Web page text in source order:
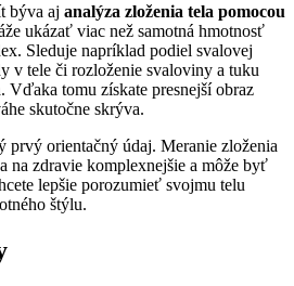
býva aj analýza zloženia tela pomocou
ukázať viac než samotná hmotnosť
Sleduje napríklad podiel svalovej
v tele či rozloženie svaloviny a tuku
Vďaka tomu získate presnejší obraz
skutočne skrýva.
orientačný údaj. Meranie zloženia
na zdravie komplexnejšie a môže byť
lepšie porozumieť svojmu telu
štýlu.